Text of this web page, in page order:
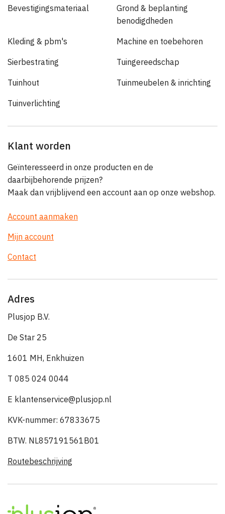
Bevestigingsmateriaal
Grond & beplanting
benodigdheden
Kleding & pbm's Machine en toebehoren
Sierbestrating Tuingereedschap
Tuinhout Tuinmeubelen & inrichting
Tuinverlichting
Klant worden
Geïnteresseerd in onze producten en de
daarbijbehorende prijzen?
Maak dan vrijblijvend een account aan op onze webshop.
Account aanmaken
Mijn account
Contact
Adres
Plusjop B.V.
De Star 25
1601 MH, Enkhuizen
T 085 024 0044
E klantenservice@plusjop.nl
KVK-nummer: 67833675
BTW. NL857191561B01
Routebeschrijving